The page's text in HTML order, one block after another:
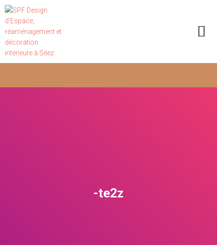
-te2z